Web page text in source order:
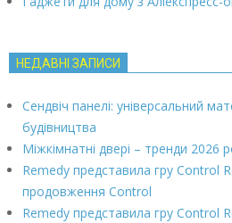
НЕДАВНІ ЗАПИСИ
Сендвіч панелі: універсальний
будівництва
Міжкімнатні двері – тренди 2026
Remedy представила гру Control
продовження Control
Remedy представила гру Control